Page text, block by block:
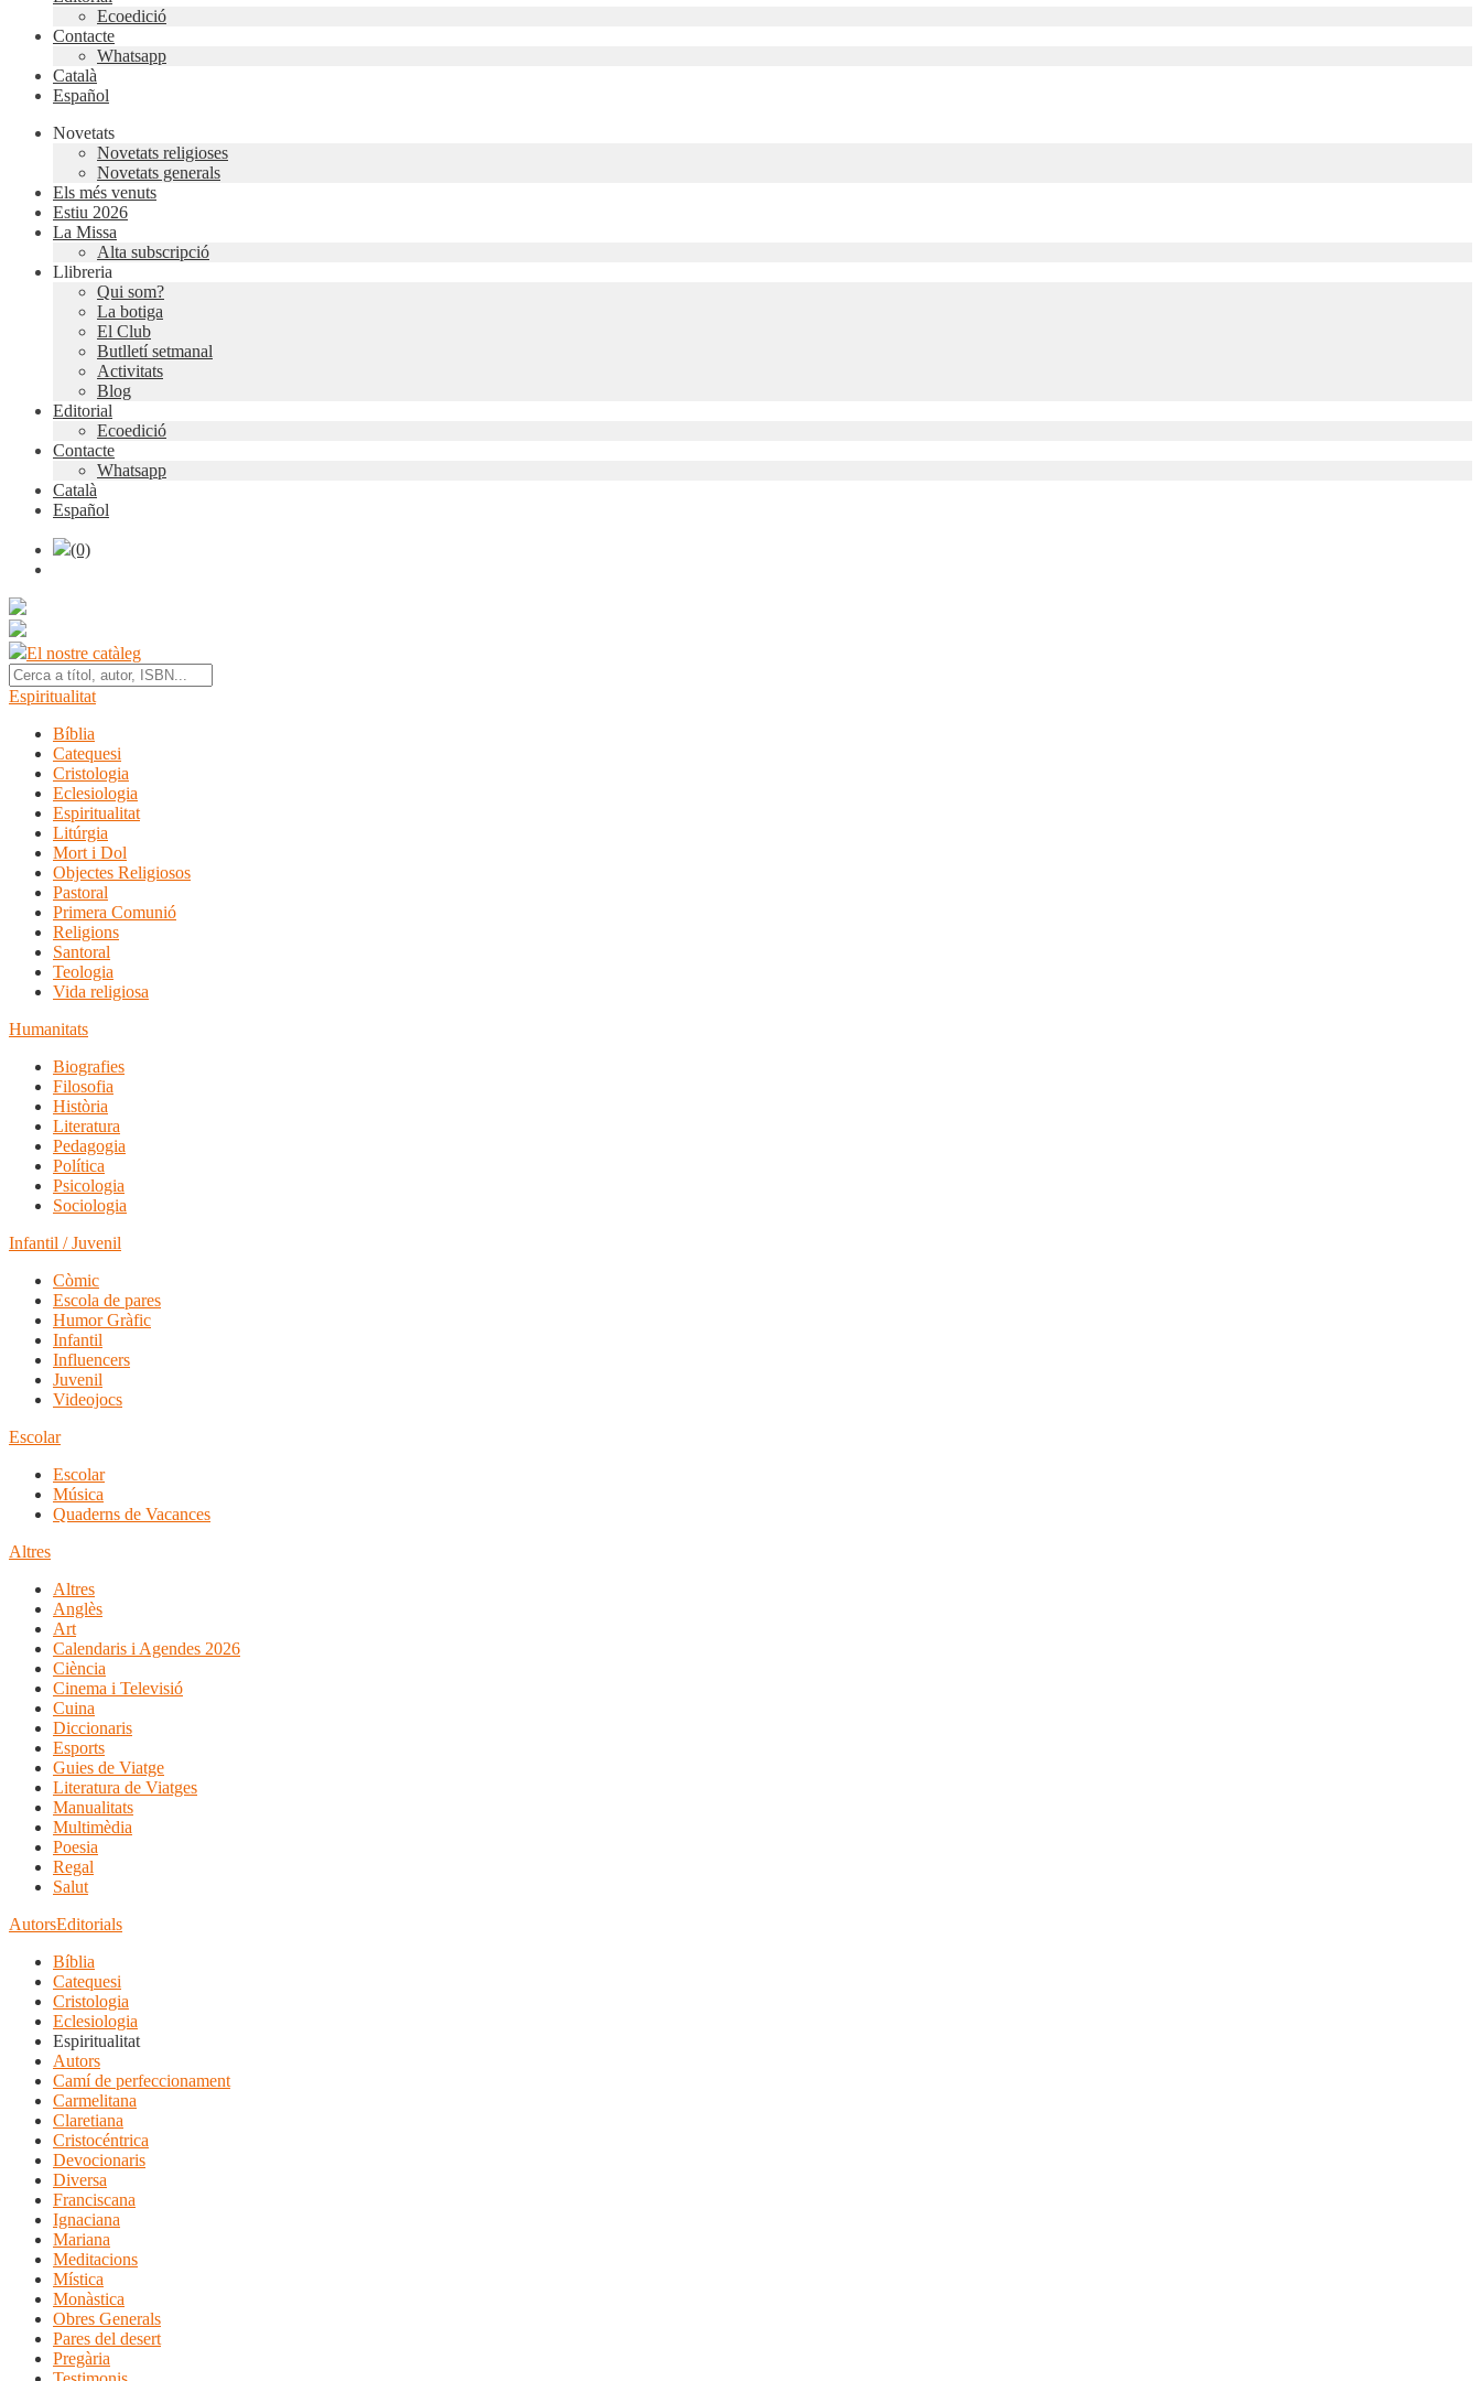
Ecoedició
Contacte
Whatsapp
Català
Español
Novetats
Novetats religioses
Novetats generals
Els més venuts
Estiu 2026
La Missa
Alta subscripció
Llibreria
Qui som?
La botiga
El Club
Butlletí setmanal
Activitats
Blog
Editorial
Ecoedició
Contacte
Whatsapp
Català
Español
(0)
El nostre catàleg
Espiritualitat
Bíblia
Catequesi
Cristologia
Eclesiologia
Espiritualitat
Litúrgia
Mort i Dol
Objectes Religiosos
Pastoral
Primera Comunió
Religions
Santoral
Teologia
Vida religiosa
Humanitats
Biografies
Filosofia
Història
Literatura
Pedagogia
Política
Psicologia
Sociologia
Infantil / Juvenil
Còmic
Escola de pares
Humor Gràfic
Infantil
Influencers
Juvenil
Videojocs
Escolar
Escolar
Música
Quaderns de Vacances
Altres
Altres
Anglès
Art
Calendaris i Agendes 2026
Ciència
Cinema i Televisió
Cuina
Diccionaris
Esports
Guies de Viatge
Literatura de Viatges
Manualitats
Multimèdia
Poesia
Regal
Salut
AutorsEditorials
Bíblia
Catequesi
Cristologia
Eclesiologia
Espiritualitat
Autors
Camí de perfeccionament
Carmelitana
Claretiana
Cristocéntrica
Devocionaris
Diversa
Franciscana
Ignaciana
Mariana
Meditacions
Mística
Monàstica
Obres Generals
Pares del desert
Pregària